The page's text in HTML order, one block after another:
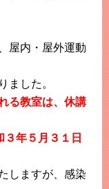
屋内・屋外運動
ました。
る教室は、休講
年５月３１日
しますが、感染
こちら